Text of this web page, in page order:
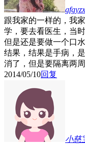
跟我家的一样的，我
学，要去看医生，当
但是还是要做一个口
结果，结果是手病，
消了，但是要隔离两
2014/05/10回复
小慈